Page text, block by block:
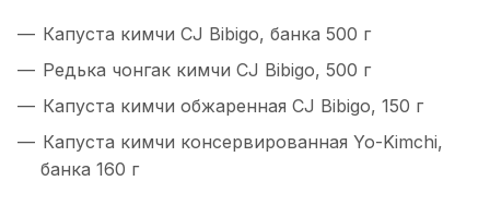
Капуста кимчи CJ Bibigo, банка 500 г
Редька чонгак кимчи CJ Bibigo, 500 г
Капуста кимчи обжаренная CJ Bibigo, 150 г
Капуста кимчи консервированная Yo-Kimchi,
банка 160 г